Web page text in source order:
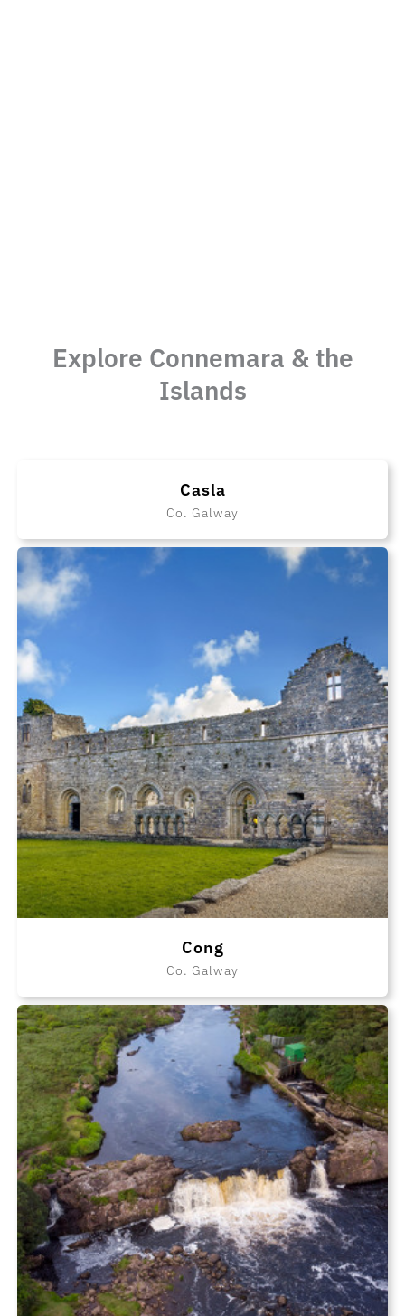
Explore Connemara & the
Islands
Casla
Co. Galway
Cong
Co. Galway